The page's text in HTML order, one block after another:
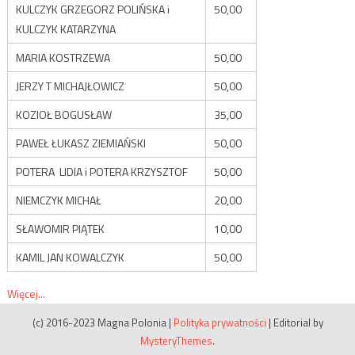
KULCZYK GRZEGORZ POLIŃSKA i
KULCZYK KATARZYNA
50,00
MARIA KOSTRZEWA
50,00
JERZY T MICHAJŁOWICZ
50,00
KOZIOŁ BOGUSŁAW
35,00
PAWEŁ ŁUKASZ ZIEMIAŃSKI
50,00
POTERA LIDIA i POTERA KRZYSZTOF
50,00
NIEMCZYK MICHAŁ
20,00
SŁAWOMIR PIĄTEK
10,00
KAMIL JAN KOWALCZYK
50,00
Więcej...
(c) 2016-2023 Magna Polonia | Polityka prywatności | Editorial by
MysteryThemes.